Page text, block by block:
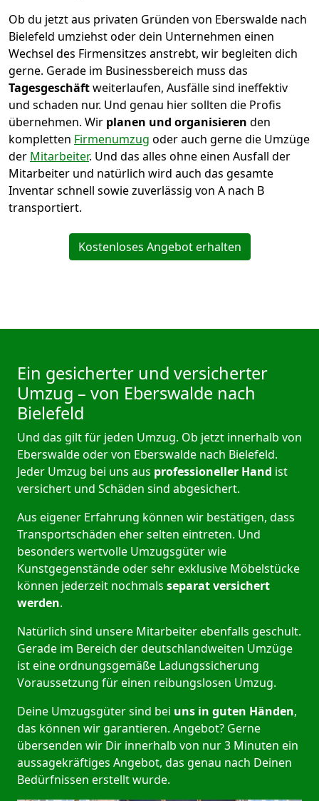
Ob du jetzt aus privaten Gründen von Eberswalde nach
Bielefeld umziehst oder dein Unternehmen einen
Wechsel des Firmensitzes anstrebt, wir begleiten dich
gerne. Gerade im Businessbereich muss das
Tagesgeschäftweiterlaufen, Ausfälle sind ineffektiv
und schaden nur. Und genau hier sollten die Profis
übernehmen. Wir planen und organisieren den
kompletten Firmenumzug oder auch gerne die Umzüge
der Mitarbeiter. Und das alles ohne einen Ausfall der
Mitarbeiter und natürlich wird auch das gesamte
Inventar schnell sowie zuverlässig von A nach B
transportiert.
Kostenloses Angebot erhalten
Ein gesicherter und versicherter
Umzug – von Eberswalde nach
Bielefeld
Und das gilt für jeden Umzug. Ob jetzt innerhalb von
Eberswalde oder von Eberswalde nach Bielefeld.
Jeder Umzug bei uns aus professioneller Hand ist
versichert und Schäden sind abgesichert.
Aus eigener Erfahrung können wir bestätigen, dass
Transportschäden eher selten eintreten. Und
besonders wertvolle Umzugsgüter wie
Kunstgegenstände oder sehr exklusive Möbelstücke
können jederzeit nochmals separat versichert
werden.
Natürlich sind unsere Mitarbeiter ebenfalls geschult.
Gerade im Bereich der deutschlandweiten Umzüge
ist eine ordnungsgemäße Ladungssicherung
Voraussetzung für einen reibungslosen Umzug.
Deine Umzugsgüter sind bei uns in guten Händen,
das können wir garantieren. Angebot? Gerne
übersenden wir Dir innerhalb von nur 3 Minuten ein
aussagekräftiges Angebot, das genau nach Deinen
Bedürfnissen erstellt wurde.